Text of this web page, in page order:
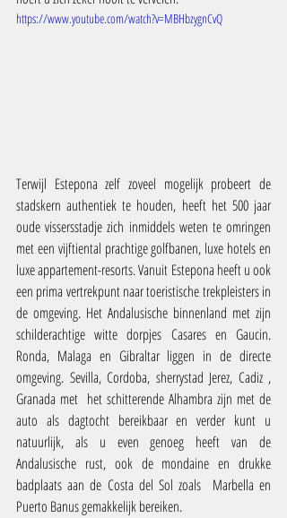
https://www.youtube.com/watch?v=MBHbzygnCvQ
Terwijl Estepona zelf zoveel mogelijk probeert de
stadskern authentiek te houden, heeft het 500 jaar
oude vissersstadje zich inmiddels weten te omringen
met een vijftiental prachtige golfbanen, luxe hotels en
luxe appartement-resorts. Vanuit Estepona heeft u ook
een prima vertrekpunt naar toeristische trekpleisters in
de omgeving. Het Andalusische binnenland met zijn
schilderachtige witte dorpjes Casares en Gaucin.
Ronda, Malaga en Gibraltar liggen in de directe
omgeving. Sevilla, Cordoba, sherrystad Jerez, Cadiz ,
Granada met  het schitterende Alhambra zijn met de
auto als dagtocht bereikbaar en verder kunt u
natuurlijk, als u even genoeg heeft van de
Andalusische rust, ook de mondaine en drukke
badplaats aan de Costa del Sol zoals  Marbella en
Puerto Banus gemakkelijk bereiken.